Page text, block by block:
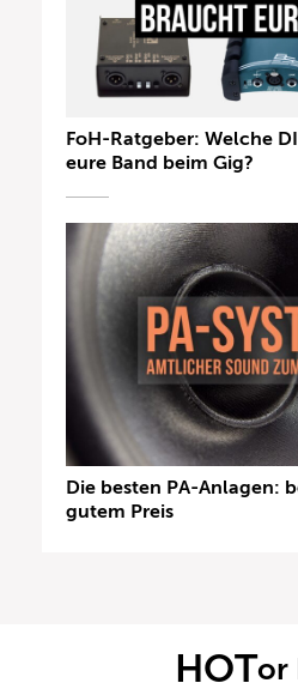
FoH-Ratgeber: Welche
eure Band beim Gig?
Die besten PA-Anlagen:
gutem Preis
HOTor